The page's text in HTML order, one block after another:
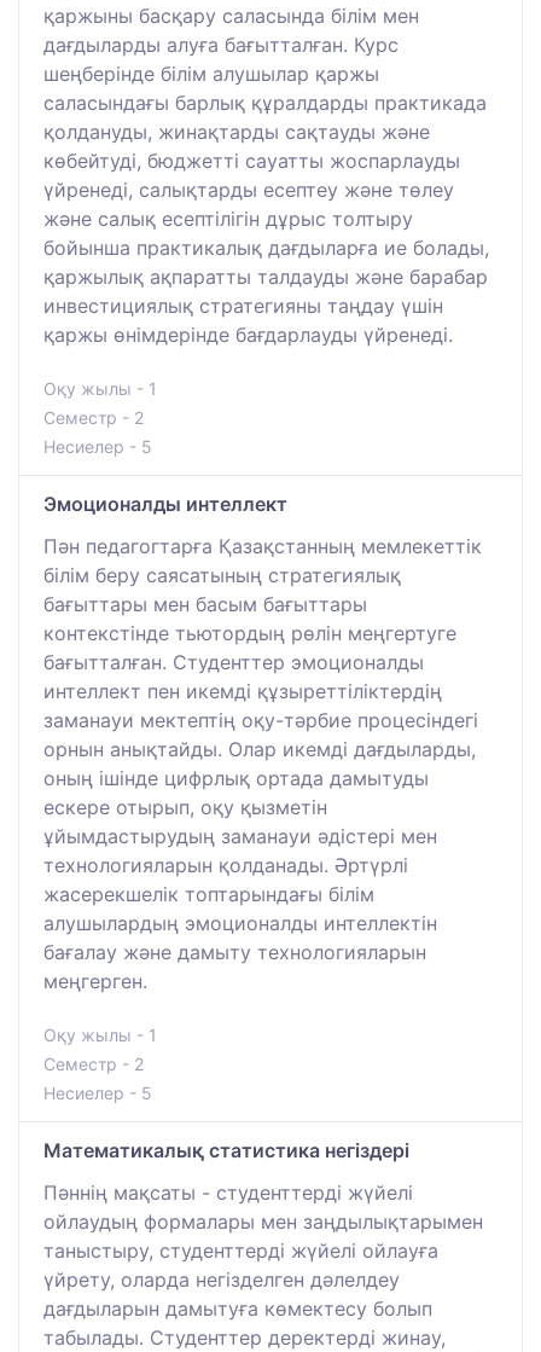
қаржыны басқару саласында білім мен
дағдыларды алуға бағытталған. Курс
шеңберінде білім алушылар қаржы
саласындағы барлық құралдарды практикада
қолдануды, жинақтарды сақтауды және
көбейтуді, бюджетті сауатты жоспарлауды
үйренеді, салықтарды есептеу және төлеу
және салық есептілігін дұрыс толтыру
бойынша практикалық дағдыларға ие болады,
қаржылық ақпаратты талдауды және барабар
инвестициялық стратегияны таңдау үшін
қаржы өнімдерінде бағдарлауды үйренеді.
Оқу жылы - 1
Семестр - 2
Несиелер - 5
Эмоционалды интеллект
Пән педагогтарға Қазақстанның мемлекеттік
білім беру саясатының стратегиялық
бағыттары мен басым бағыттары
контекстінде тьютордың рөлін меңгертуге
бағытталған. Студенттер эмоционалды
интеллект пен икемді құзыреттіліктердің
заманауи мектептің оқу-тәрбие процесіндегі
орнын анықтайды. Олар икемді дағдыларды,
оның ішінде цифрлық ортада дамытуды
ескере отырып, оқу қызметін
ұйымдастырудың заманауи әдістері мен
технологияларын қолданады. Әртүрлі
жасерекшелік топтарындағы білім
алушылардың эмоционалды интеллектін
бағалау және дамыту технологияларын
меңгерген.
Оқу жылы - 1
Семестр - 2
Несиелер - 5
Математикалық статистика негіздері
Пәннің мақсаты - студенттерді жүйелі
ойлаудың формалары мен заңдылықтарымен
таныстыру, студенттерді жүйелі ойлауға
үйрету, оларда негізделген дәлелдеу
дағдыларын дамытуға көмектесу болып
табылады. Студенттер деректерді жинау,